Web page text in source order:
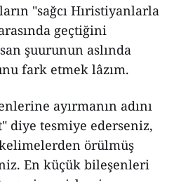
"sağcı Hıristiyanlarla
geçtiğini
şuurunun aslında
fark etmek lâzım.
ayırmanın adını
diye tesmiye ederseniz,
örülmüş
En küçük bileşenleri